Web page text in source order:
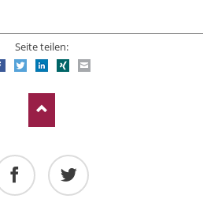
Seite teilen:
FacebookTwitterLinkedIn
Xing